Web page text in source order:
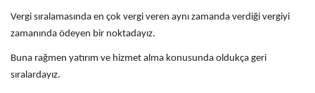
Vergi sıralamasında en çok vergi veren aynı zamanda verdiği vergiyi
zamanında ödeyen bir noktadayız.
Buna rağmen yatırım ve hizmet alma konusunda oldukça geri
sıralardayız.